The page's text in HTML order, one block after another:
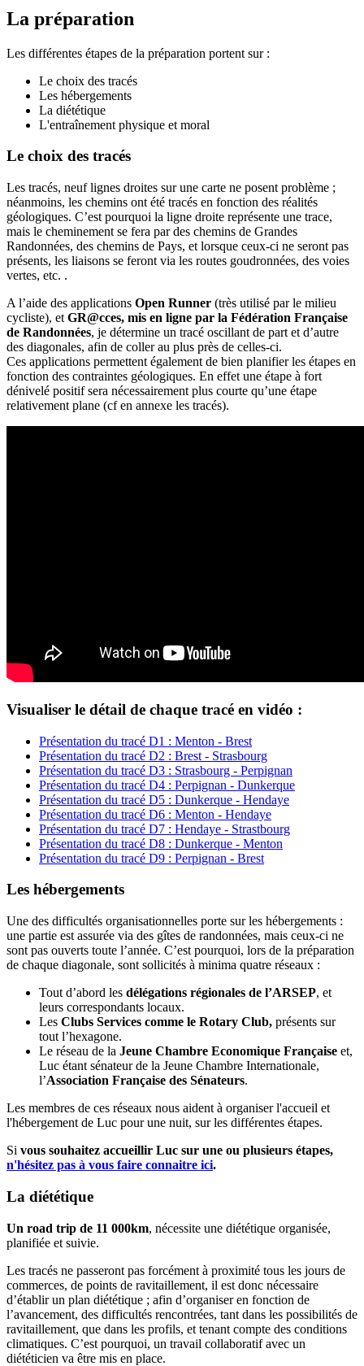
La préparation
Les différentes étapes de la préparation portent sur :
Le choix des tracés
Les hébergements
La diététique
L'entraînement physique et moral
Le choix des tracés
Les tracés, neuf lignes droites sur une carte ne posent problème ;
néanmoins, les chemins ont été tracés en fonction des réalités
géologiques. C’est pourquoi la ligne droite représente une trace,
mais le cheminement se fera par des chemins de Grandes
Randonnées, des chemins de Pays, et lorsque ceux-ci ne seront pas
présents, les liaisons se feront via les routes goudronnées, des voies
vertes, etc. .
A l’aide des applications Open Runner (très utilisé par le milieu
cycliste), et GR@cces, mis en ligne par la Fédération Française
de Randonnées, je détermine un tracé oscillant de part et d’autre
des diagonales, afin de coller au plus près de celles-ci.
Ces applications permettent également de bien planifier les étapes en
fonction des contraintes géologiques. En effet une étape à fort
dénivelé positif sera nécessairement plus courte qu’une étape
relativement plane (cf en annexe les tracés).
Visualiser le détail de chaque tracé en vidéo :
Présentation du tracé D1 : Menton - Brest
Présentation du tracé D2 : Brest - Strasbourg
Présentation du tracé D3 : Strasbourg - Perpignan
Présentation du tracé D4 : Perpignan - Dunkerque
Présentation du tracé D5 : Dunkerque - Hendaye
Présentation du tracé D6 : Menton - Hendaye
Présentation du tracé D7 : Hendaye - Strastbourg
Présentation du tracé D8 : Dunkerque - Menton
Présentation du tracé D9 : Perpignan - Brest
Les hébergements
Une des difficultés organisationnelles porte sur les hébergements :
une partie est assurée via des gîtes de randonnées, mais ceux-ci ne
sont pas ouverts toute l’année. C’est pourquoi, lors de la préparation
de chaque diagonale, sont sollicités à minima quatre réseaux :
Tout d’abord les délégations régionales de l’ARSEP, et
leurs correspondants locaux.
Les Clubs Services comme le Rotary Club, présents sur
tout l’hexagone.
Le réseau de la Jeune Chambre Economique Française et,
Luc étant sénateur de la Jeune Chambre Internationale,
l’Association Française des Sénateurs.
Les membres de ces réseaux nous aident à organiser l'accueil et
l'hébergement de Luc pour une nuit, sur les différentes étapes.
Si vous souhaitez accueillir Luc sur une ou plusieurs étapes,
n'hésitez pas à vous faire connaitre ici.
La diététique
Un road trip de 11 000km, nécessite une diététique organisée,
planifiée et suivie.
Les tracés ne passeront pas forcément à proximité tous les jours de
commerces, de points de ravitaillement, il est donc nécessaire
d’établir un plan diététique ; afin d’organiser en fonction de
l’avancement, des difficultés rencontrées, tant dans les possibilités de
ravitaillement, que dans les profils, et tenant compte des conditions
climatiques. C’est pourquoi, un travail collaboratif avec un
diététicien va être mis en place.